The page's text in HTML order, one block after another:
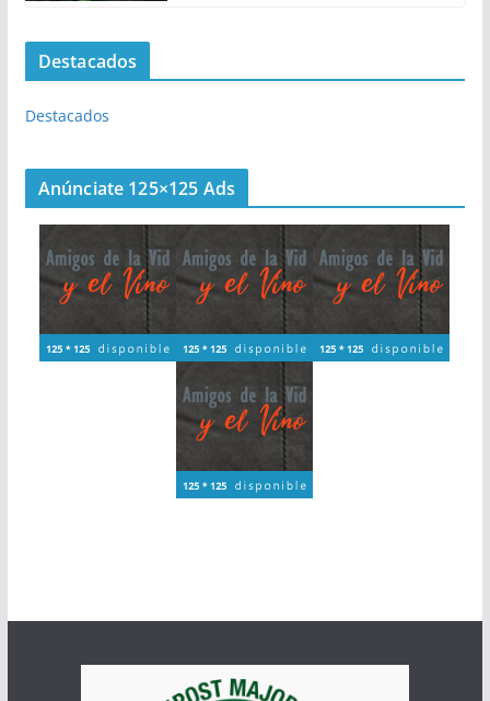
Destacados
Destacados
Anúnciate 125×125 Ads